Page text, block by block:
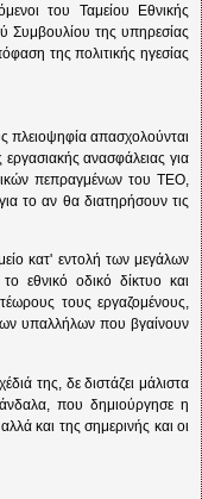
του Ταμείου Εθνικής
Συμβουλίου της υπηρεσίας
της πολιτικής ηγεσίας
πλειοψηφία απασχολούνται
ανασφάλειας για
πεπραγμένων του ΤΕΟ,
το αν θα διατηρήσουν τις
κατ' εντολή των μεγάλων
εθνικό οδικό δίκτυο και
τους εργαζομένους,
υπαλλήλων που βγαίνουν
της, δε διστάζει μάλιστα
που δημιούργησε η
και της σημερινής και οι